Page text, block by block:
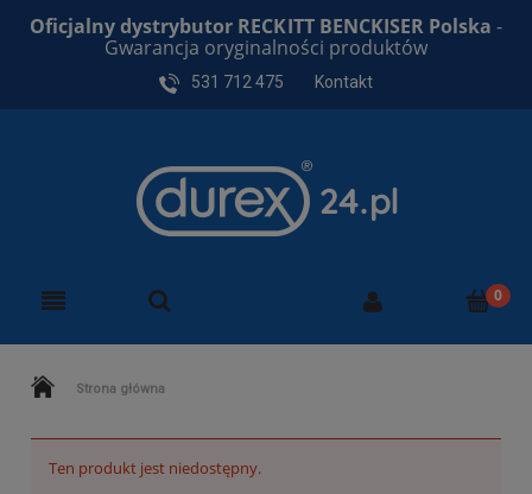
Oficjalny dystrybutor RECKITT BENCKISER Polska -
Gwarancja oryginalności produktów
531 712 475 Kontakt
Strona główna
Ten produkt jest niedostępny.